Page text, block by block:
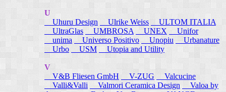
U
Uhuru Design
Ulrike Weiss
ULTOM ITALIA
UltraGlas
UMBROSA UNEX
Unifor
unima
Universo Positivo Unopiu
Urbanature
Urbo
USM Utopia and Utility
V
V&B Fliesen GmbH
V-ZUG
Valcucine
Valli&Valli
Valmori Ceramica Design
Valoa by